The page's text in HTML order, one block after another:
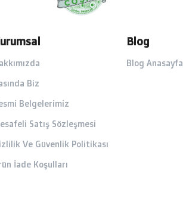
Biz
Belgelerimiz
Satış Sözleşmesi
Ve Güvenlik Politikası
İade Koşulları
Blog
Blog Anasayfa